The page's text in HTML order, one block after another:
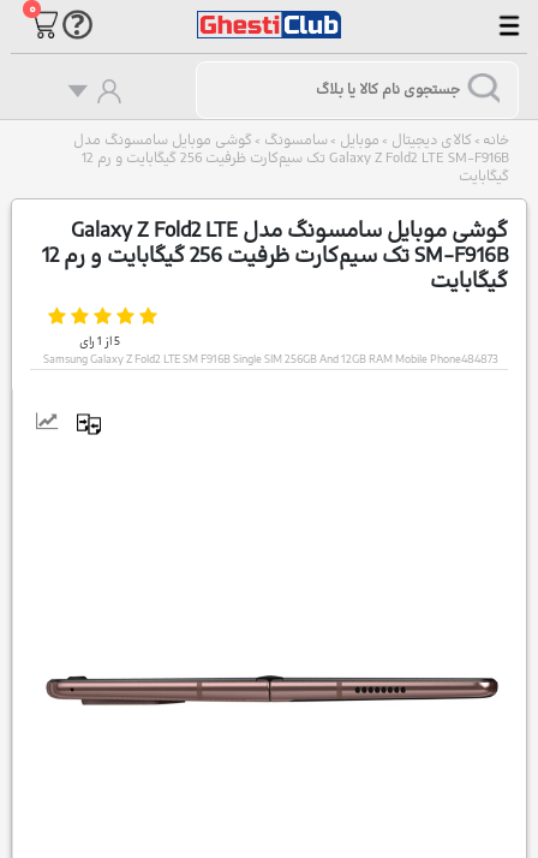
۰
خانه > کالای دیجیتال > موبایل > سامسونگ > گوشی موبایل سامسونگ مدل
Galaxy Z Fold2 LTE SM-F916B تک سیم‌کارت ظرفیت 256 گیگابایت و رم 12
گیگابایت
گوشی موبایل سامسونگ مدل Galaxy Z Fold2 LTE
SM-F916B تک سیم‌کارت ظرفیت 256 گیگابایت و رم 12
گیگابایت
5از 1رای
Samsung Galaxy Z Fold2 LTE SM F916B Single SIM 256GB And 12GB RAM Mobile Phone484873